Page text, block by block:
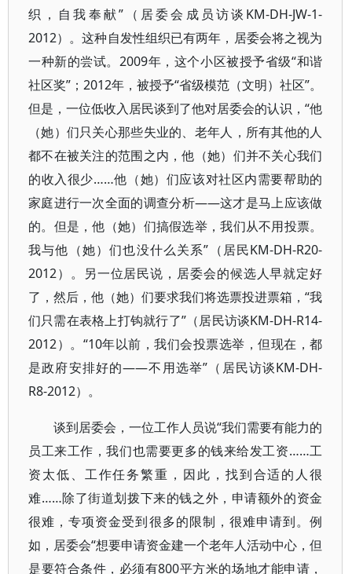
织，自我奉献”（居委会成员访谈KM-DH-JW-1-
2012）。这种自发性组织已有两年，居委会将之视为
一种新的尝试。2009年，这个小区被授予省级“和谐
社区奖”；2012年，被授予“省级模范（文明）社区”。
但是，一位低收入居民谈到了他对居委会的认识，“他
（她）们只关心那些失业的、老年人，所有其他的人
都不在被关注的范围之内，他（她）们并不关心我们
的收入很少……他（她）们应该对社区内需要帮助的
家庭进行一次全面的调查分析——这才是马上应该做
的。但是，他（她）们搞假选举，我们从不用投票。
我与他（她）们也没什么关系”（居民KM-DH-R20-
2012）。另一位居民说，居委会的候选人早就定好
了，然后，他（她）们要求我们将选票投进票箱，“我
们只需在表格上打钩就行了”（居民访谈KM-DH-R14-
2012）。“10年以前，我们会投票选举，但现在，都
是政府安排好的——不用选举”（居民访谈KM-DH-
R8-2012）。
谈到居委会，一位工作人员说“我们需要有能力的
员工来工作，我们也需要更多的钱来给发工资……工
资太低、工作任务繁重，因此，找到合适的人很
难……除了街道划拨下来的钱之外，申请额外的资金
很难，专项资金受到很多的限制，很难申请到。例
如，居委会“想要申请资金建一个老年人活动中心，但
是要符合条件，必须有800平方米的场地才能申请，